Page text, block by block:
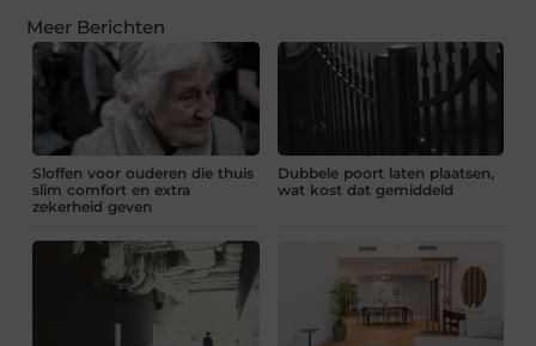
Meer Berichten
Sloffen voor ouderen die thuis
slim comfort en extra
zekerheid geven
Dubbele poort laten plaatsen,
wat kost dat gemiddeld